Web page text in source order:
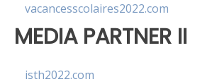
vacancesscolaires2022.com
MEDIA PARTNER II
isth2022.com